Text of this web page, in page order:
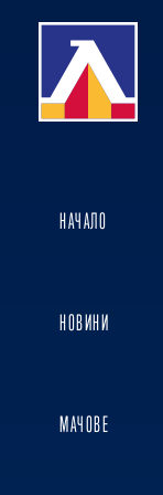
НАЧАЛО
НОВИНИ
МАЧОВЕ